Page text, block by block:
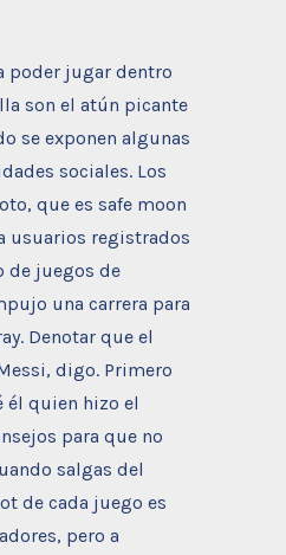
poder jugar dentro
son el atún picante
se exponen algunas
sociales. Los
que es safe moon
usuarios registrados
de juegos de
una carrera para
Denotar que el
digo. Primero
él quien hizo el
para que no
salgas del
de cada juego es
pero a